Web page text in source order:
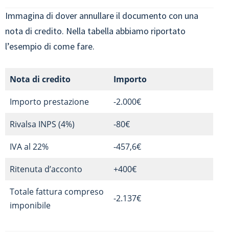
Immagina di dover annullare il documento con una
nota di credito. Nella tabella abbiamo riportato
l’esempio di come fare.
Nota di credito
Importo
Importo prestazione
-2.000€
Rivalsa INPS (4%)
-80€
IVA al 22%
-457,6€
Ritenuta d’acconto
+400€
Totale fattura compreso
imponibile
-2.137€